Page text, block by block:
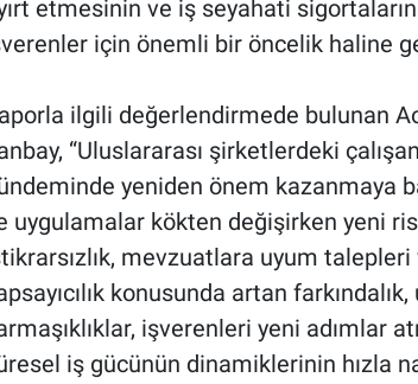
etmesinin ve iş seyahati
için önemli bir öncelik haline
ilgili değerlendirmede bulunan
“Uluslararası şirketlerdeki
yeniden önem kazanmaya
uygulamalar kökten değişirken yeni
mevzuatlara uyum
konusunda artan
işverenleri yeni adımlar
iş gücünün dinamiklerinin hızla